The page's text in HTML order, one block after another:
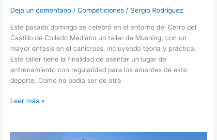
Deja un comentario /Competiciones / Sergio Rodríguez
Este pasado domingo se celebró en el entorno del Cerro del
Castillo de Collado Mediano un taller de Mushing, con un
mayor énfasis en el canicross, incluyendo teoría y práctica.
Este taller tiene la finalidad de asentar un lugar de
entrenamiento con regularidad para los amantes de este
deporte. Como no podía ser de otra
Leer más »